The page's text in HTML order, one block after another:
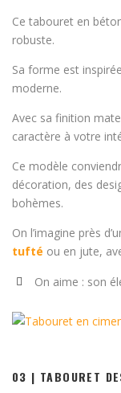
Ce tabouret en
robuste.
Sa forme est
moderne.
Avec sa finition
caractère à votre
Ce modèle
décoration, des
bohèmes.
On l’imagine près
tufté ou en jute,
On aime : son
03 | TABOURET